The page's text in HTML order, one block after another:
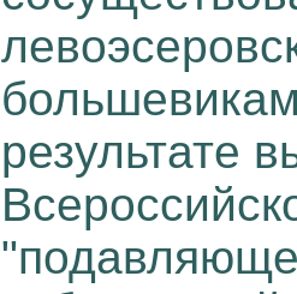
результате